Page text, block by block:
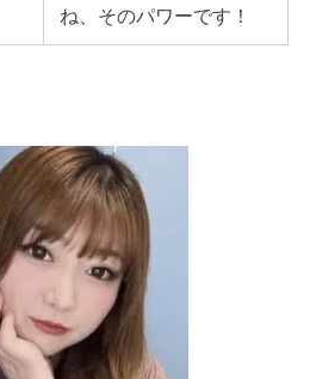
ね、そのパワーです！